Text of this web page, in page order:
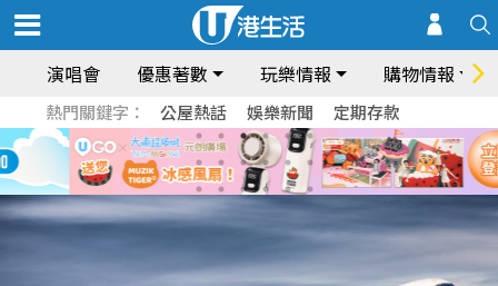
演唱會 優惠著數 玩樂情報 購物情報
熱門關鍵字： 公屋熱話 娛樂新聞 定期存款